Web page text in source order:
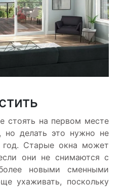
стоять на первом месте
но делать это нужно не
Старые окна может
они не снимаются с
новыми сменными
ухаживать, поскольку